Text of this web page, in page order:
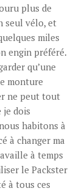
plus de
seul vélo, et
miles
engin préféré.
qu’une
monture
ne peut tout
dois
habitons à
à changer ma
à temps
le Packster
à tous ces